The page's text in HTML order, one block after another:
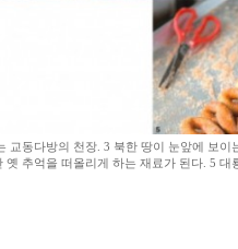
교동다방의 천장. 3 북한 땅이 눈앞에 보이
추억을 떠올리게 하는 재료가 된다. 5 대